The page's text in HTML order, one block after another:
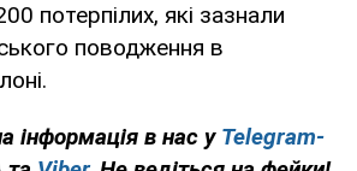
потерпілих, які зазнали
поводження в
інформація в нас у Telegram-